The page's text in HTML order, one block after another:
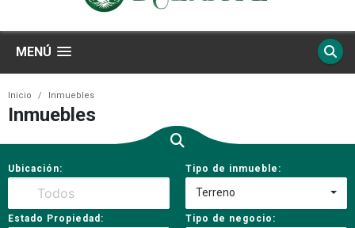
MENÚ
Inicio Inmuebles
Inmuebles
Ubicación: Tipo de inmueble:
Terreno
Estado Propiedad: Tipo de negocio: